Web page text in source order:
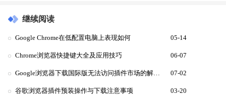
继续阅读
Google Chrome在低配置电脑上表现如何 05-14
Chrome浏览器快捷键大全及应用技巧 06-07
Google浏览器下载国际版无法访问插件市场的解决方法 07-02
谷歌浏览器插件预装操作与下载注意事项 03-20